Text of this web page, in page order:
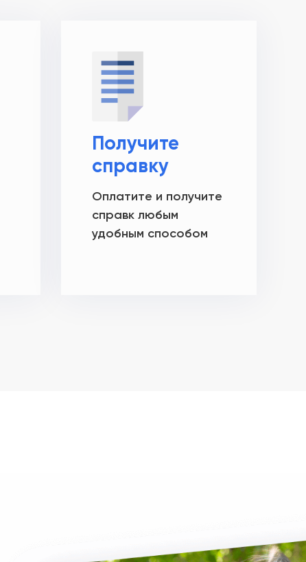
Получите
справку
Оплатите и получите
справк любым
удобным способом